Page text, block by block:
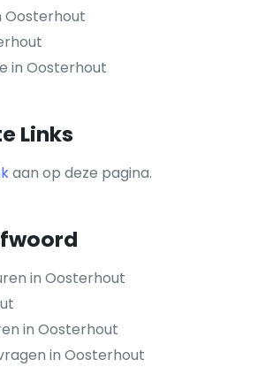
Oosterhout
in Oosterhout
Links
aan op deze pagina.
in Oosterhout
in Oosterhout
in Oosterhout